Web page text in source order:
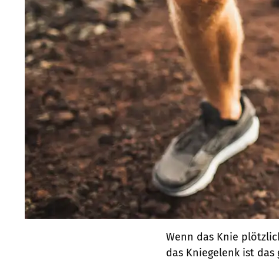
Wenn das Knie
das Kniegelenk ist